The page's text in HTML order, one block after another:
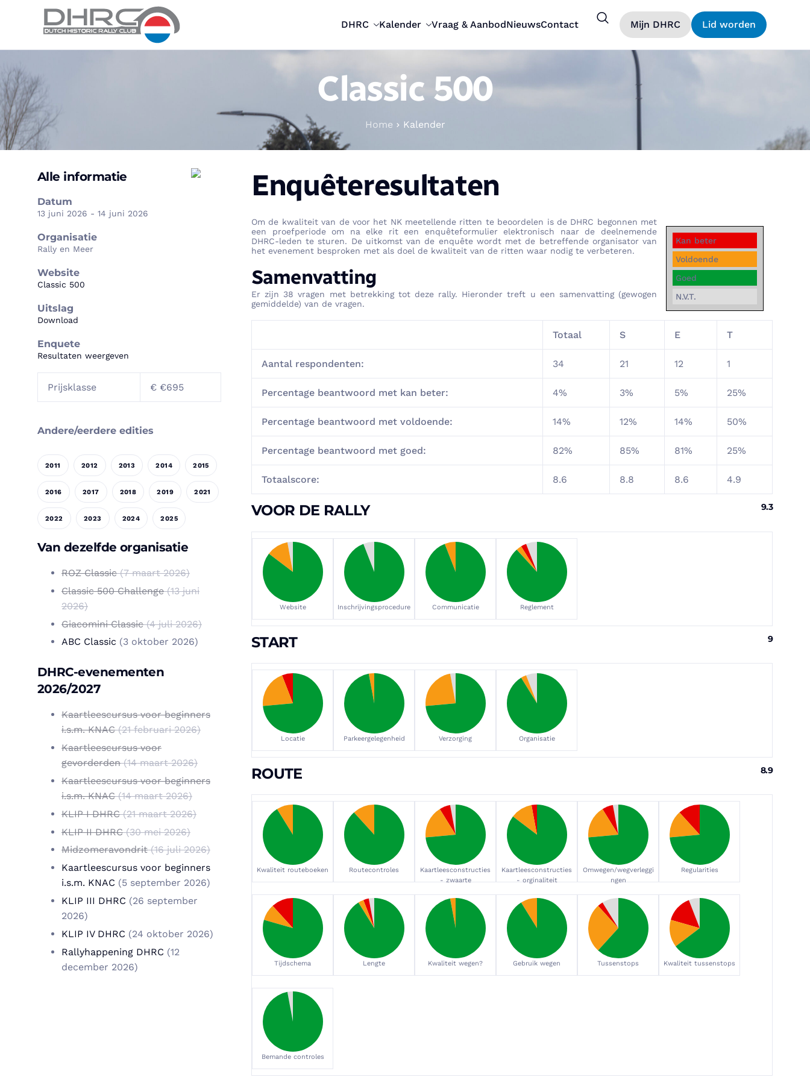
DHRC Kalender Vraag & AanbodNieuwsContact Mijn DHRC Lid worden
Classic 500
Home Kalender
Alle informatie
Datum
13 juni 2026 - 14 juni 2026
Organisatie
Rally en Meer
Website
Classic 500
Uitslag
Download
Enquete
Resultaten weergeven
Prijsklasse € €695
Andere/eerdere edities
2011 2012 2013 2014 2015
2016 2017 2018 2019 2021
2022 2023 2024 2025
Van dezelfde organisatie
ROZ Classic(7 maart 2026)
Classic 500 Challenge(13 juni
2026)
Giacomini Classic(4 juli 2026)
ABC Classic (3 oktober 2026)
DHRC-evenementen
2026/2027
Kaartleescursus voor beginners
i.s.m. KNAC(21 februari 2026)
Kaartleescursus voor
gevorderden(14 maart 2026)
Kaartleescursus voor beginners
i.s.m. KNAC(14 maart 2026)
KLIP I DHRC(21 maart 2026)
KLIP II DHRC(30 mei 2026)
Midzomeravondrit(16 juli 2026)
Kaartleescursus voor beginners
i.s.m. KNAC (5 september 2026)
KLIP III DHRC (26 september
2026)
KLIP IV DHRC (24 oktober 2026)
Rallyhappening DHRC (12
december 2026)
Enquêteresultaten
Kan beter
Voldoende
Goed
N.V.T.
Om de kwaliteit van de voor het NK meetellende ritten te beoordelen is de DHRC begonnen met
een proefperiode om na elke rit een enquêteformulier elektronisch naar de deelnemende
DHRC-leden te sturen. De uitkomst van de enquête wordt met de betreffende organisator van
het evenement besproken met als doel de kwaliteit van de ritten waar nodig te verbeteren.
Samenvatting
Er zijn 38 vragen met betrekking tot deze rally. Hieronder treft u een samenvatting (gewogen
gemiddelde) van de vragen.
Totaal S E T
Aantal respondenten: 34 21 12 1
Percentage beantwoord met kan beter: 4% 3% 5% 25%
Percentage beantwoord met voldoende: 14% 12% 14% 50%
Percentage beantwoord met goed: 82% 85% 81% 25%
Totaalscore: 8.6 8.8 8.6 4.9
VOOR DE RALLY 9.3
Website Inschrijvingsprocedure Communicatie Reglement
START 9
Locatie Parkeergelegenheid Verzorging Organisatie
ROUTE 8.9
Kwaliteit routeboeken Routecontroles
Kaartleesconstructies
- zwaarte
Kaartleesconstructies
- orginaliteit
Omwegen/wegverleggi
ngen
Regularities
Tijdschema Lengte Kwaliteit wegen? Gebruik wegen Tussenstops Kwaliteit tussenstops
Bemande controles